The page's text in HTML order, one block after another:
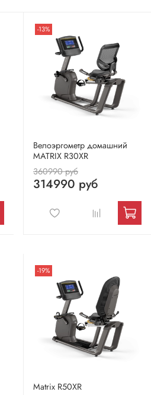
-13%
Велоэргометр домашний
MATRIX R30XR
360990 руб
314990 руб
-19%
Matrix R50XR